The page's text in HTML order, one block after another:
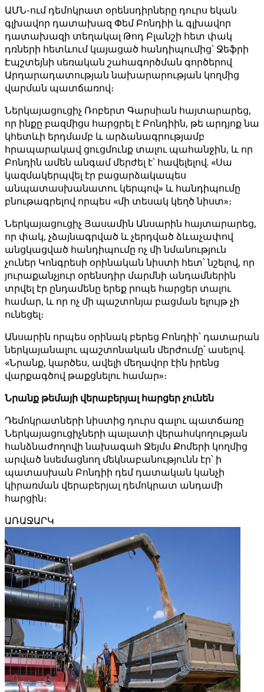
ԱՄՆ-ում դեմոկրատ օրենսդիրները դուրս եկան
գլխավոր դատախազ Փեմ Բոնդիի և գլխավոր
դատախազի տեղակալ Թոդ Բլանշի հետ փակ
դռների հետևում կայացած հանդիպումից՝ Ջեֆրի
Էպշտեյնի սեռական շահագործման գործերով
Արդարադատության նախարարության կողմից
վարման պատճառով։
Ներկայացուցիչ Ռոբերտ Գարսիան հայտարարեց,
որ ինքը բազմիցս հարցրել է Բոնդիին, թե արդյոք նա
կհետևի երդմամբ և արձանագրությամբ
հրապարակավ ցուցմունք տալու պահանջին, և որ
Բոնդին ամեն անգամ մերժել է՝ հավելելով. «Սա
կազմակերպվել էր բացարձակապես
անպատասխանատու կերպով» և հանդիպումը
բնութագրելով որպես «մի տեսակ կեղծ նիստ»։
Ներկայացուցիչ Յասամին Անսարին հայտարարեց,
որ փակ, չձայնագրված և չերդված ձևաչափով
անցկացված հանդիպումը ոչ մի նմանություն
չուներ Կոնգրեսի օրինական նիստի հետ՝ նշելով, որ
յուրաքանչյուր օրենսդիր մարմնի անդամներին
տրվել էր ընդամենը երեք րոպե հարցեր տալու
համար, և որ ոչ մի պաշտոնյա բացման ելույթ չի
ունեցել։
Անսարին որպես օրինակ բերեց Բոնդիի՝ դատարան
ներկայանալու պաշտոնական մերժումը՝ ասելով.
«Նրանք, կարծես, ավելի մեղավոր էին իրենց
վարքագծով թաքցնելու համար»։
Նրանք թեմայի վերաբերյալ հարցեր չունեն
Դեմոկրատների նիստից դուրս գալու պատճառը
Ներկայացուցիչների պալատի վերահսկողության
հանձնաժողովի նախագահ Ջեյմս Քոմերի կողմից
արված նսեմացնող մեկնաբանությունն էր՝ ի
պատասխան Բոնդիի դեմ դատական ​​​​կանչի
կիրառման վերաբերյալ դեմոկրատ անդամի
հարցին։
ԱՌԱՋԱՐԿ